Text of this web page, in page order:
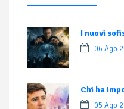
I nuovi
06 Ago
Chi ha
05 Ago